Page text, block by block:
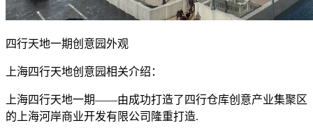
四行天地一期创意园外观
上海四行天地创意园相关介绍：
上海四行天地一期——由成功打造了四行仓库创意产业集聚区
的上海河岸商业开发有限公司隆重打造.